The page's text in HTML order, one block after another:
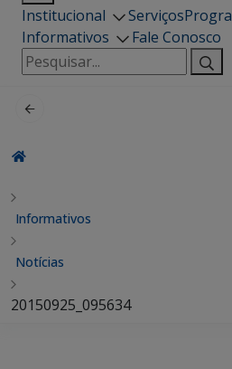
Institucional Serviços
Informativos
Fale Conosco
Pesquisar
por:
Informativos
Notícias
20150925_095634